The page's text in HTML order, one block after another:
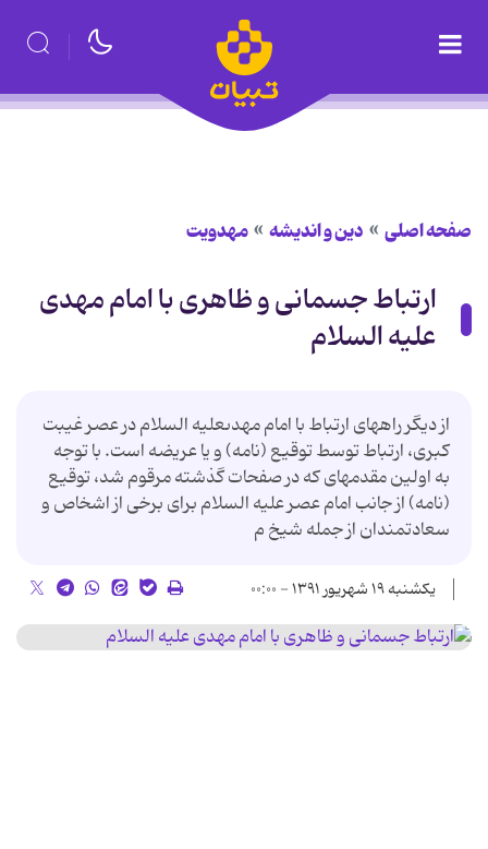
صفحه اصلی دین و اندیشه مهدویت
ارتباط جسمانى و ظاهرى با امام مهدى
علیه السلام
از دیگر راه‏هاى ارتباط با امام مهدى‏علیه السلام در عصر غیبت
كبرى، ارتباط توسط توقیع (نامه) و یا عریضه است. با توجه
به اولین مقدمه‏اى كه در صفحات گذشته مرقوم شد، توقیع
(نامه) از جانب امام عصر علیه السلام براى برخى از اشخاص و
سعادتمندان از جمله شیخ م
یکشنبه ۱۹ شهریور ۱۳۹۱ - ۰۰:۰۰